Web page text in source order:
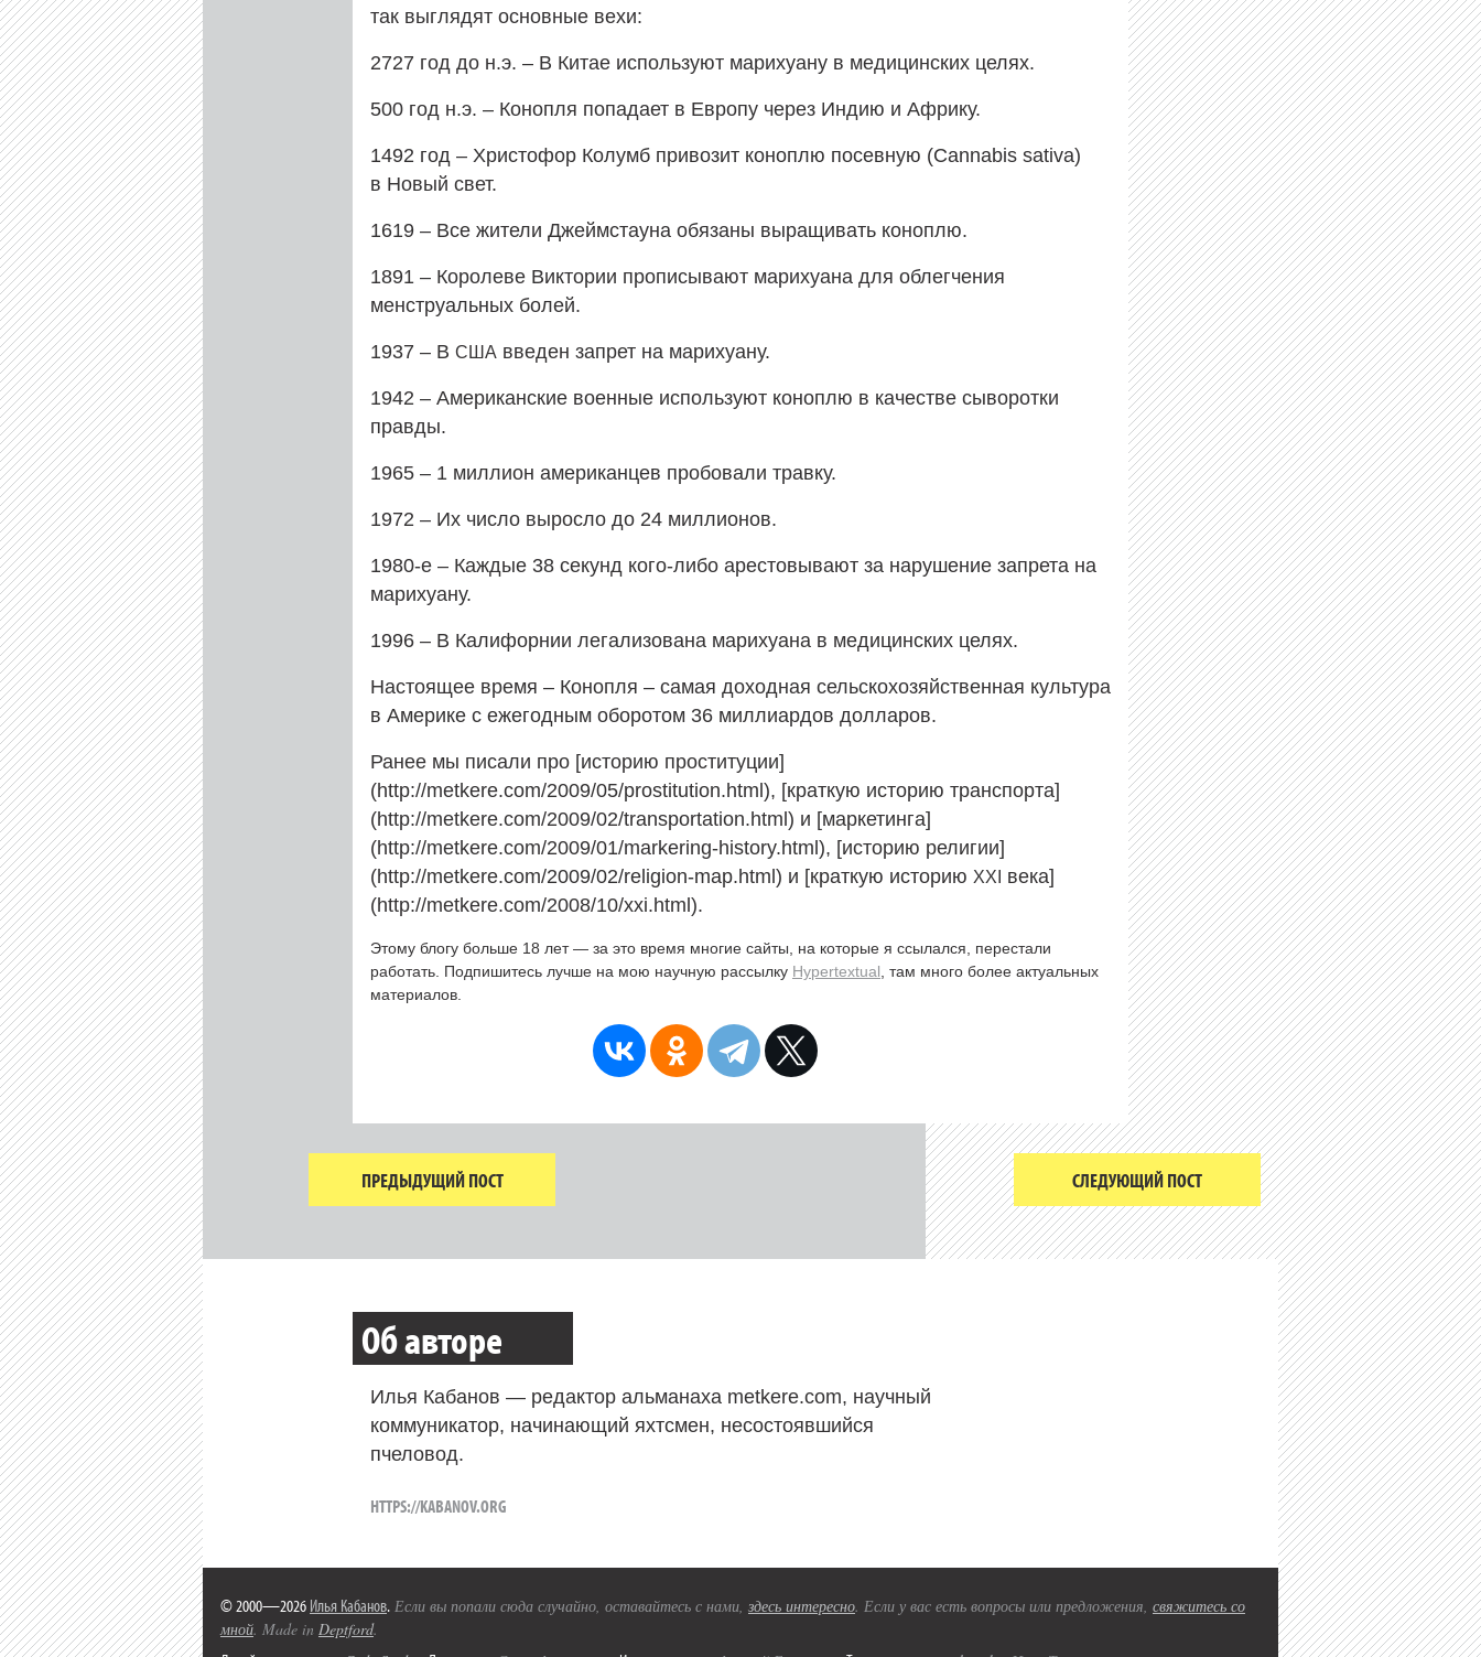
так выглядят основные вехи:
2727 год до н.э. – В Китае используют марихуану в медицинских целях.
500 год н.э. – Конопля попадает в Европу через Индию и Африку.
1492 год – Христофор Колумб привозит коноплю посевную (Cannabis sativa)
в Новый свет.
1619 – Все жители Джеймстауна обязаны выращивать коноплю.
1891 – Королеве Виктории прописывают марихуана для облегчения
менструальных болей.
1937 – В США введен запрет на марихуану.
1942 – Американские военные используют коноплю в качестве сыворотки
правды.
1965 – 1 миллион американцев пробовали травку.
1972 – Их число выросло до 24 миллионов.
1980‑е – Каждые 38 секунд кого-либо арестовывают за нарушение запрета на
марихуану.
1996 – В Калифорнии легализована марихуана в медицинских целях.
Настоящее время – Конопля – самая доходная сельскохозяйственная культура
в Америке с ежегодным оборотом 36 миллиардов долларов.
Ранее мы писали про [историю проституции]
(http://metkere.com/2009/05/prostitution.html), [краткую историю транспорта]
(http://metkere.com/2009/02/transportation.html) и [маркетинга]
(http://metkere.com/2009/01/markering-history.html), [историю религии]
(http://metkere.com/2009/02/religion-map.html) и [краткую историю XXI века]
(http://metkere.com/2008/10/xxi.html).
Этому блогу больше 18 лет — за это время многие сайты, на которые я ссылался, перестали
работать. Подпишитесь лучше на мою научную рассылку Hypertextual , там много более актуальных
материалов.
ПРЕДЫДУЩИЙ ПОСТ СЛЕДУЮЩИЙ ПОСТ
Об авторе
Илья Кабанов — редактор альманаха metkere.com, научный
коммуникатор, начинающий яхтсмен, несостоявшийся
пчеловод.
HTTPS://KABANOV.ORG
© 2000—2026 Илья Кабанов. Если вы попали сюда случайно, оставайтесь с нами, здесь интересно. Если у вас есть вопросы или предложения, свяжитесь со
мной. Made in Deptford.